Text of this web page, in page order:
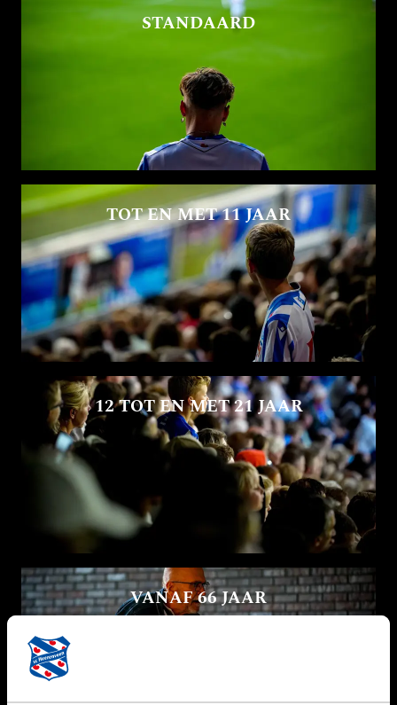
STANDAARD
TOT EN MET 11 JAAR
12 TOT EN MET 21 JAAR
VANAF 66 JAAR